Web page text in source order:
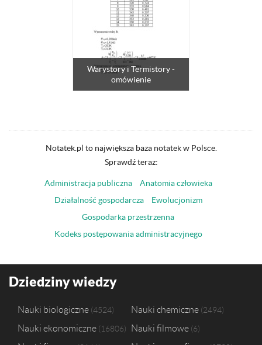
Warystory i Termistory -
omówienie
Notatek.pl to największa baza notatek w Polsce.
Sprawdź teraz:
Administracja publiczna
Anatomia człowieka
Działalność gospodarcza
Ewolucjonizm
Gospodarka przestrzenna
Kodeks postępowania administracyjnego
Dziedziny wiedzy
Nauki biologiczne 4524 Nauki chemiczne 2494
Nauki ekonomiczne 16806 Nauki filmowe 6